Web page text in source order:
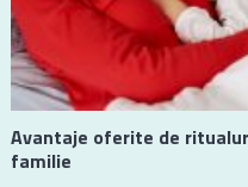
Avantaje oferite de
familie